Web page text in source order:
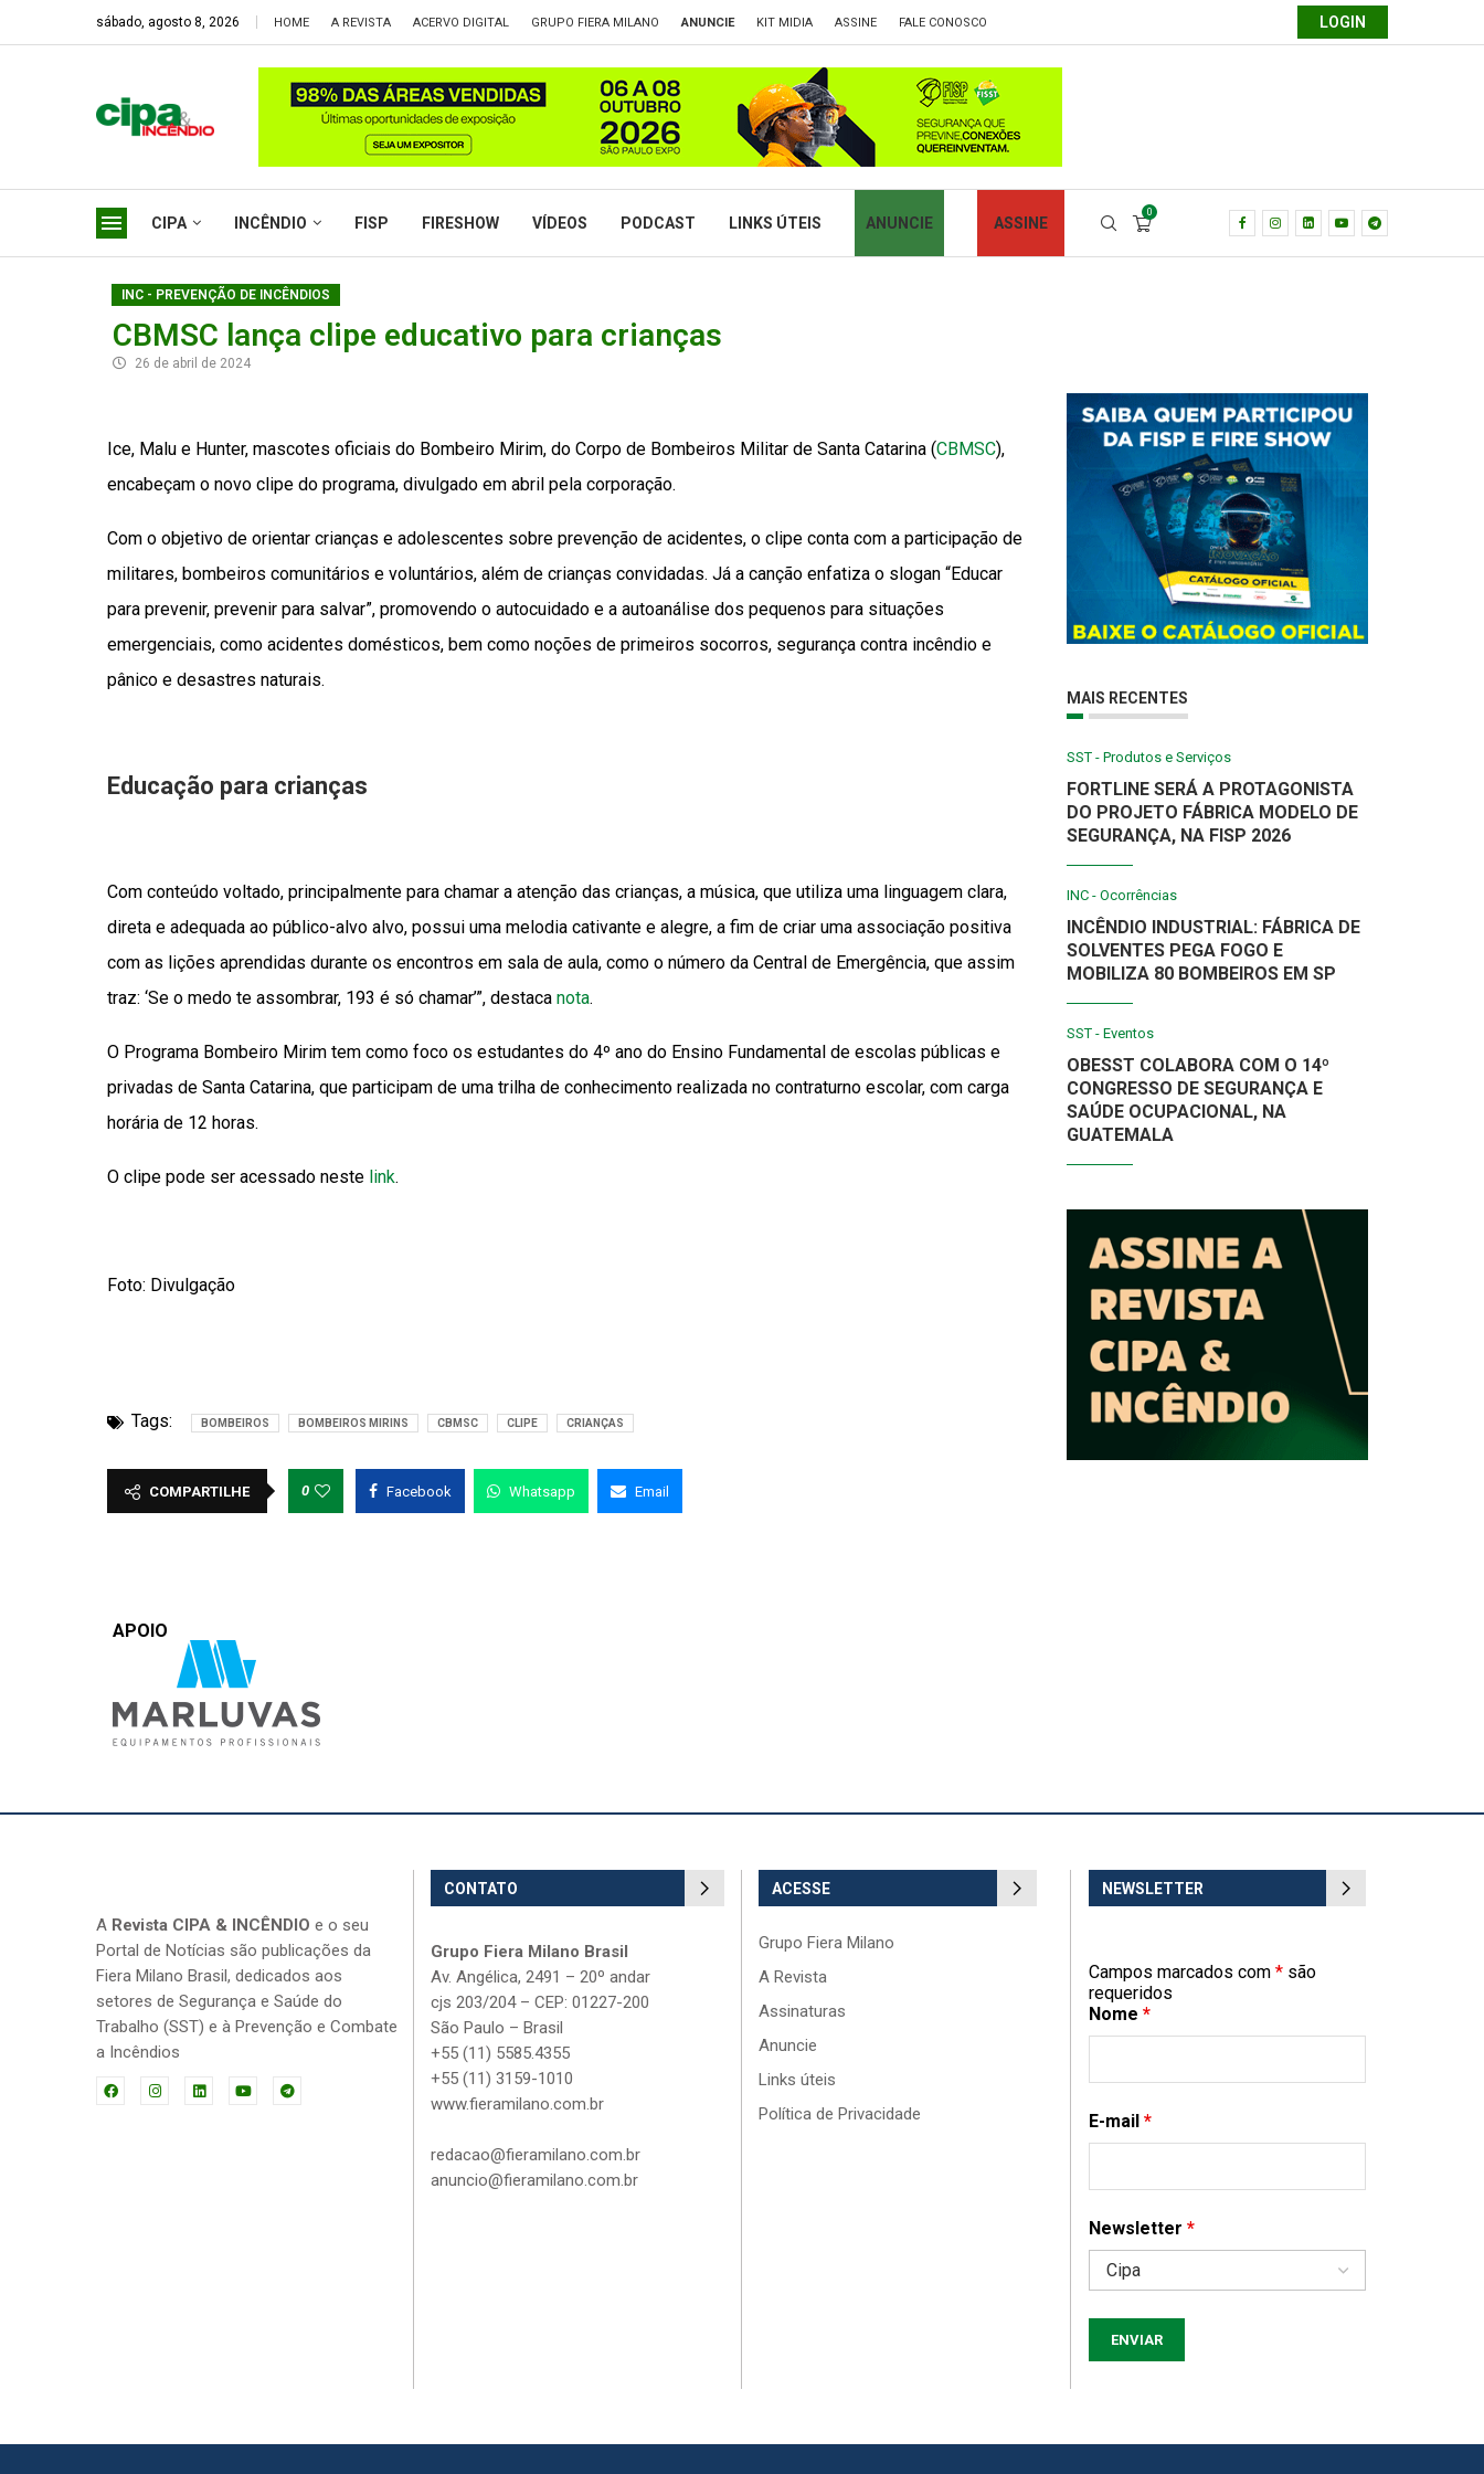
sábado, agosto 8, 2026 HOME A REVISTA ACERVO DIGITAL GRUPO FIERA MILANO ANUNCIE KIT MIDIA ASSINE FALE CONOSCO LOGIN
CIPA INCÊNDIO FISP FIRESHOW VÍDEOS PODCAST LINKS ÚTEIS ANUNCIE ASSINE
0
INC - PREVENÇÃO DE INCÊNDIOS
CBMSC lança clipe educativo para crianças
26 de abril de 2024
Ice, Malu e Hunter, mascotes oficiais do Bombeiro Mirim, do Corpo de Bombeiros Militar de Santa Catarina (CBMSC),
encabeçam o novo clipe do programa, divulgado em abril pela corporação.
Com o objetivo de orientar crianças e adolescentes sobre prevenção de acidentes, o clipe conta com a participação de
militares, bombeiros comunitários e voluntários, além de crianças convidadas. Já a canção enfatiza o slogan “Educar
para prevenir, prevenir para salvar”, promovendo o autocuidado e a autoanálise dos pequenos para situações
emergenciais, como acidentes domésticos, bem como noções de primeiros socorros, segurança contra incêndio e
pânico e desastres naturais.
Educação para crianças
Com conteúdo voltado, principalmente para chamar a atenção das crianças, a música, que utiliza uma linguagem clara,
direta e adequada ao público-alvo alvo, possui uma melodia cativante e alegre, a fim de criar uma associação positiva
com as lições aprendidas durante os encontros em sala de aula, como o número da Central de Emergência, que assim
traz: ‘Se o medo te assombrar, 193 é só chamar’”, destaca nota.
O Programa Bombeiro Mirim tem como foco os estudantes do 4º ano do Ensino Fundamental de escolas públicas e
privadas de Santa Catarina, que participam de uma trilha de conhecimento realizada no contraturno escolar, com carga
horária de 12 horas.
O clipe pode ser acessado neste link.
Foto: Divulgação
Tags: BOMBEIROS BOMBEIROS MIRINS CBMSC CLIPE CRIANÇAS
COMPARTILHE 0 Facebook Whatsapp Email
MAIS RECENTES
SST - Produtos e Serviços
FORTLINE SERÁ A PROTAGONISTA
DO PROJETO FÁBRICA MODELO DE
SEGURANÇA, NA FISP 2026
INC - Ocorrências
INCÊNDIO INDUSTRIAL: FÁBRICA DE
SOLVENTES PEGA FOGO E
MOBILIZA 80 BOMBEIROS EM SP
SST - Eventos
OBESST COLABORA COM O 14º
CONGRESSO DE SEGURANÇA E
SAÚDE OCUPACIONAL, NA
GUATEMALA
APOIO
A Revista CIPA & INCÊNDIO e o seu
Portal de Notícias são publicações da
Fiera Milano Brasil, dedicados aos
setores de Segurança e Saúde do
Trabalho (SST) e à Prevenção e Combate
a Incêndios
CONTATO
Grupo Fiera Milano Brasil
Av. Angélica, 2491 – 20º andar
cjs 203/204 – CEP: 01227-200
São Paulo – Brasil
+55 (11) 5585.4355
+55 (11) 3159-1010
www.fieramilano.com.br
redacao@fieramilano.com.br
anuncio@fieramilano.com.br
ACESSE
Grupo Fiera Milano
A Revista
Assinaturas
Anuncie
Links úteis
Política de Privacidade
NEWSLETTER
Campos marcados com *são
requeridos
Nome *
E-mail *
Newsletter *